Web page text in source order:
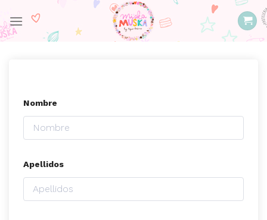
to
content
Nombre
Apellidos